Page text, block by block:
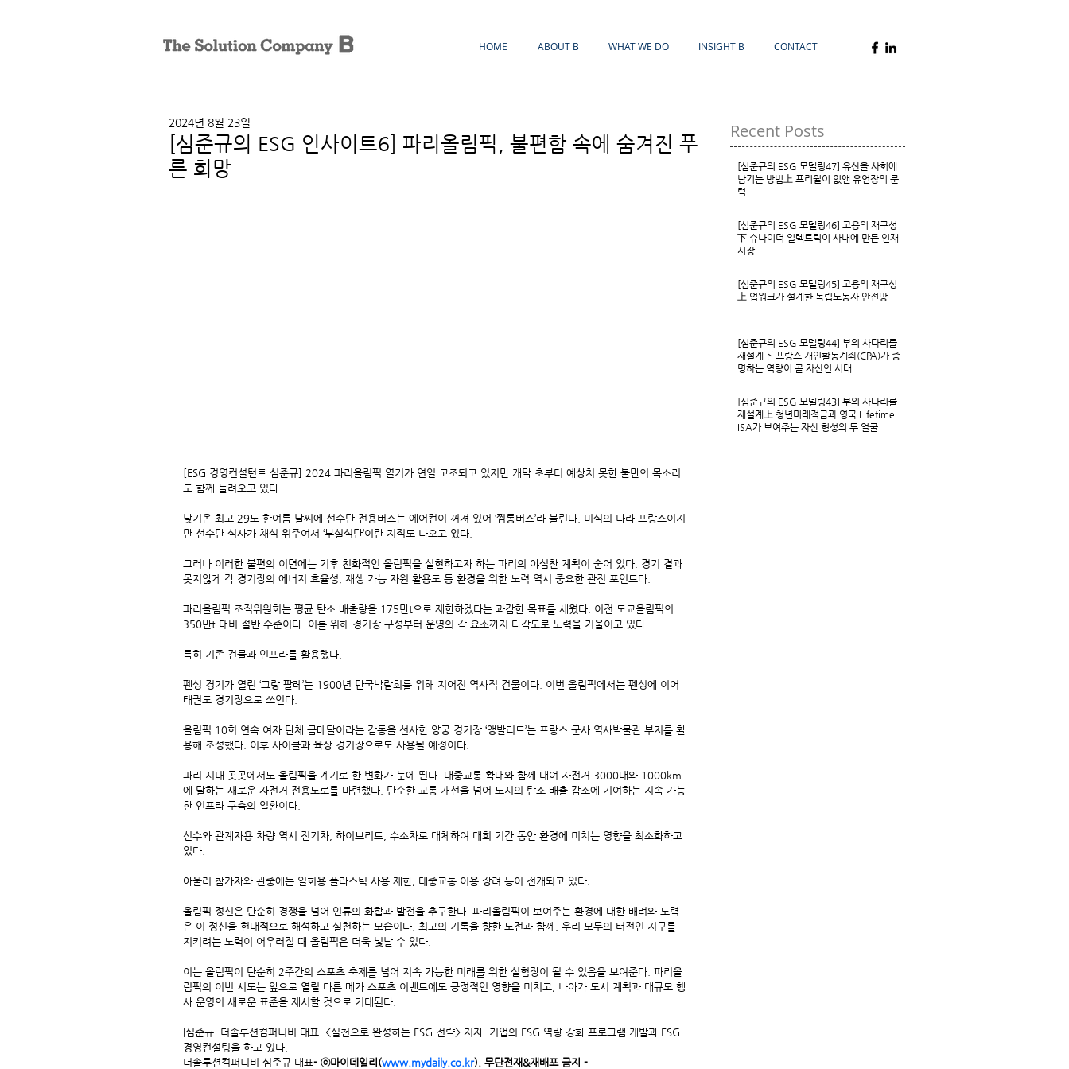
HOME ABOUT B WHAT WE DO INSIGHT B CONTACT
[심준규의 ESG 인사이트6] 파리올림픽, 불편함 속에 숨겨진 푸
른 희망
2024년 8월 23일
[ESG 경영컨설턴트 심준규] 2024 파리올림픽 열기가 연일 고조되고 있지만 개막 초부터 예상치 못한 불만의 목소리
도 함께 들려오고 있다.
낮기온 최고 29도 한여름 날씨에 선수단 전용버스는 에어컨이 꺼져 있어 ‘찜통버스’라 불린다. 미식의 나라 프랑스이지
만 선수단 식사가 채식 위주여서 ‘부실식단’이란 지적도 나오고 있다.
그러나 이러한 불편의 이면에는 기후 친화적인 올림픽을 실현하고자 하는 파리의 야심찬 계획이 숨어 있다. 경기 결과
못지않게 각 경기장의 에너지 효율성, 재생 가능 자원 활용도 등 환경을 위한 노력 역시 중요한 관전 포인트다.
파리올림픽 조직위원회는 평균 탄소 배출량을 175만t으로 제한하겠다는 과감한 목표를 세웠다. 이전 도쿄올림픽의
350만t 대비 절반 수준이다. 이를 위해 경기장 구성부터 운영의 각 요소까지 다각도로 노력을 기울이고 있다
특히 기존 건물과 인프라를 활용했다.
펜싱 경기가 열린 ‘그랑 팔레’는 1900년 만국박람회를 위해 지어진 역사적 건물이다. 이번 올림픽에서는 펜싱에 이어
태권도 경기장으로 쓰인다.
올림픽 10회 연속 여자 단체 금메달이라는 감동을 선사한 양궁 경기장 ‘앵발리드’는 프랑스 군사 역사박물관 부지를 활
용해 조성했다. 이후 사이클과 육상 경기장으로도 사용될 예정이다.
파리 시내 곳곳에서도 올림픽을 계기로 한 변화가 눈에 띈다. 대중교통 확대와 함께 대여 자전거 3000대와 1000km
에 달하는 새로운 자전거 전용도로를 마련했다. 단순한 교통 개선을 넘어 도시의 탄소 배출 감소에 기여하는 지속 가능
한 인프라 구축의 일환이다.
선수와 관계자용 차량 역시 전기차, 하이브리드, 수소차로 대체하여 대회 기간 동안 환경에 미치는 영향을 최소화하고
있다.
아울러 참가자와 관중에는 일회용 플라스틱 사용 제한, 대중교통 이용 장려 등이 전개되고 있다.
올림픽 정신은 단순히 경쟁을 넘어 인류의 화합과 발전을 추구한다. 파리올림픽이 보여주는 환경에 대한 배려와 노력
은 이 정신을 현대적으로 해석하고 실천하는 모습이다. 최고의 기록을 향한 도전과 함께, 우리 모두의 터전인 지구를
지키려는 노력이 어우러질 때 올림픽은 더욱 빛날 수 있다.
이는 올림픽이 단순히 2주간의 스포츠 축제를 넘어 지속 가능한 미래를 위한 실험장이 될 수 있음을 보여준다. 파리올
림픽의 이번 시도는 앞으로 열릴 다른 메가 스포츠 이벤트에도 긍정적인 영향을 미치고, 나아가 도시 계획과 대규모 행
사 운영의 새로운 표준을 제시할 것으로 기대된다.
|심준규. 더솔루션컴퍼니비 대표. <실천으로 완성하는 ESG 전략> 저자. 기업의 ESG 역량 강화 프로그램 개발과 ESG
경영컨설팅을 하고 있다.
더솔루션컴퍼니비 심준규 대표- ⓒ마이데일리(www.mydaily.co.kr). 무단전재&재배포 금지 -
Recent Posts
[심준규의 ESG 모델링47] 유산을 사회에
남기는 방법上 프리윌이 없앤 유언장의 문
턱
[심준규의 ESG 모델링46] 고용의 재구성
下 슈나이더 일렉트릭이 사내에 만든 인재
시장
[심준규의 ESG 모델링45] 고용의 재구성
上 업워크가 설계한 독립노동자 안전망
[심준규의 ESG 모델링44] 부의 사다리를
재설계下 프랑스 개인활동계좌(CPA)가 증
명하는 역량이 곧 자산인 시대
[심준규의 ESG 모델링43] 부의 사다리를
재설계上 청년미래적금과 영국 Lifetime
ISA가 보여주는 자산 형성의 두 얼굴